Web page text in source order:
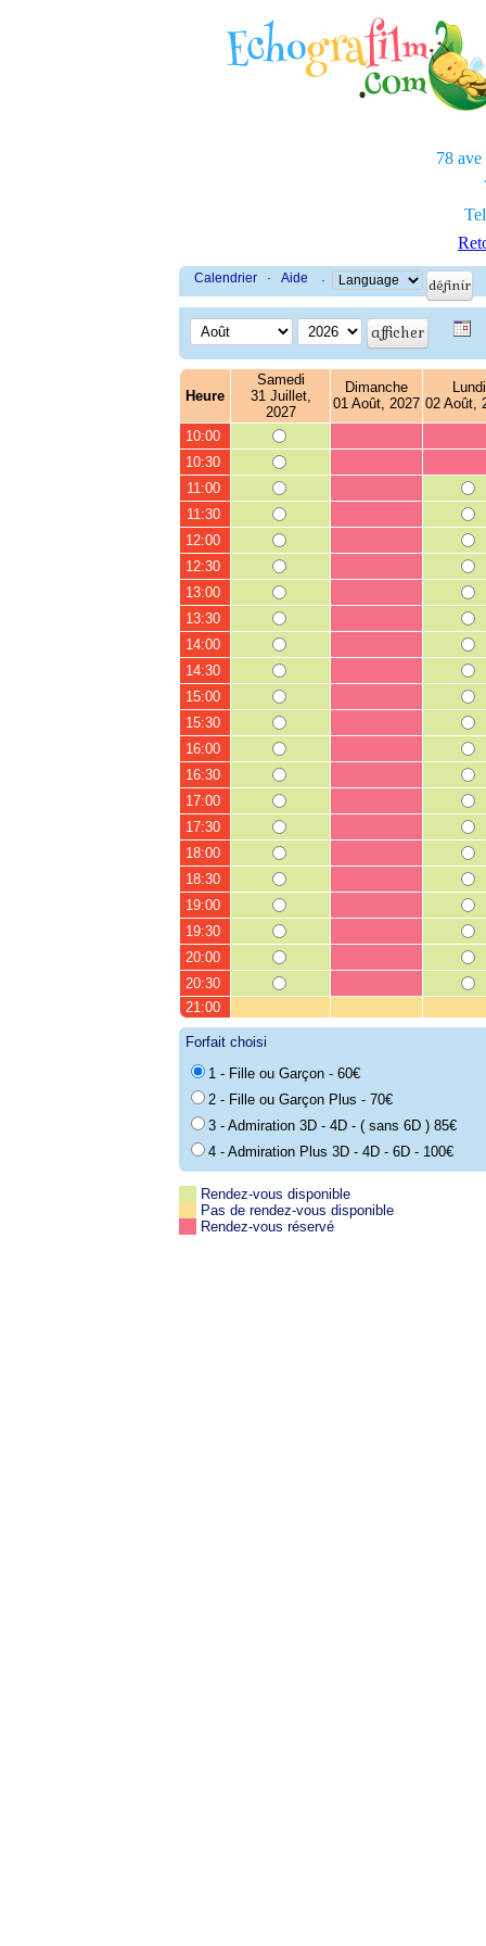
78 ave
Calendrier · Aide ·
Heure
Samedi
31 Juillet,
2027
Dimanche
01 Août, 2027
Lundi
02 Août,
10:00
10:30
11:00
11:30
12:00
12:30
13:00
13:30
14:00
14:30
15:00
15:30
16:00
16:30
17:00
17:30
18:00
18:30
19:00
19:30
20:00
20:30
21:00
Forfait choisi
1 - Fille ou Garçon - 60€
2 - Fille ou Garçon Plus - 70€
3 - Admiration 3D - 4D - ( sans 6D ) 85€
4 - Admiration Plus 3D - 4D - 6D - 100€
Rendez-vous disponible
Pas de rendez-vous disponible
Rendez-vous réservé